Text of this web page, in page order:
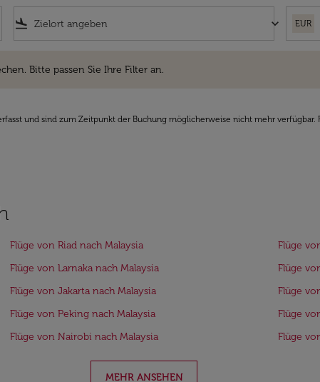
flight_land keyboard_arrow_down EUR
Bitte passen Sie Ihre Filter an.
und sind zum Zeitpunkt der Buchung möglicherweise nicht mehr
Flüge von Riad nach Malaysia
Flüge
Flüge von Larnaka nach Malaysia
Flüge
Flüge von Jakarta nach Malaysia
Flüge
Flüge von Peking nach Malaysia
Flüge
Flüge von Nairobi nach Malaysia Flüge
MEHR ANSEHEN